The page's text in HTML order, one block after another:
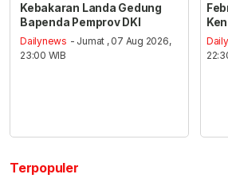
Kebakaran Landa Gedung
Bapenda Pemprov DKI
Dailynews - Jumat , 07 Aug 2026,
23:00 WIB
Terpopuler